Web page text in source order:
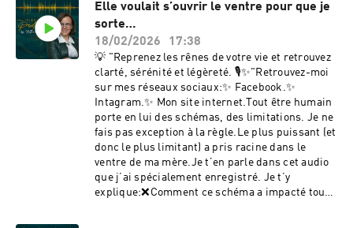
du moule d’une vie normale et créer une vie qui
te fait vraiment vibrer :
https://nathaliemartin.systeme.io/en-route-
vers-ton-plein-potentielCet audio est le
troisième d’une série de 4 audio sur les
mécanismes qui nous empêchent de changer
concrètement.Hébergé par Ausha. Visitez
ausha.co/politique-de-confidentialite pour plus
d'informations.
Vulnérabilité👉 Liberté vs Contrôle👉
Compétence vs Désir profond 👉 Utilité vs
Valeur personnelle 👉 Donner vs Recevoir 👉
Ambition vs Loyauté 👉 Responsabilité vs
Légèreté 👉 Identité vs Évolution💡 "Reprenez
les rênes de votre vie et retrouvez clarté,
sérénité et légèreté. 🎙️✨"Retrouvez-moi sur mes
réseaux sociaux:✨ Facebook.✨ Intagram.✨
Mon site internet.Hébergé par Ausha. Visitez
ausha.co/politique-de-confidentialite pour plus
d'informations.
Elle voulait s’ouvrir le ventre pour que je
sorte…
18/02/2026
17:38
💡 "Reprenez les rênes de votre vie et retrouvez
clarté, sérénité et légèreté. 🎙️✨"Retrouvez-moi
sur mes réseaux sociaux:✨ Facebook.✨
Intagram.✨ Mon site internet.Tout être humain
porte en lui des schémas, des limitations. Je ne
fais pas exception à la règle.Le plus puissant (et
donc le plus limitant) a pris racine dans le
ventre de ma mère.Je t’en parle dans cet audio
que j’ai spécialement enregistré. Je t’y
explique:❌Comment ce schéma a impacté tous